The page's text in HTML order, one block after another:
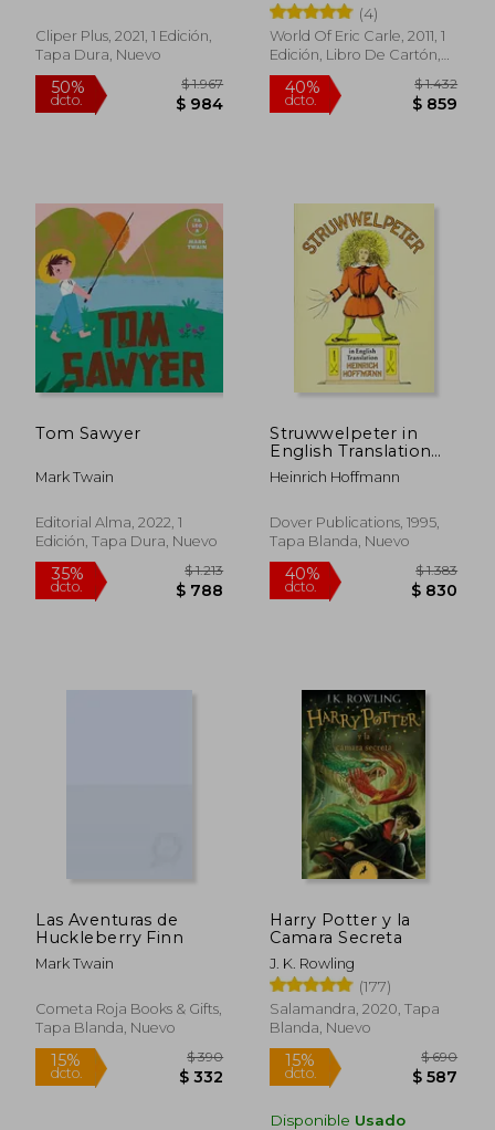
dcto.
$ 1.738 50%
dcto.
Cliper Plus, 2021, 1 Edición,
Tapa Dura, Nuevo
(4)
World Of Eric Carle, 2011, 1
Edición, Libro De Cartón,
Nuevo
40%
dcto.
Tom Sawyer
Mark Twain
Editorial Alma, 2022, 1
Edición, Tapa Dura, Nuevo
Struwwelpeter in
English Translation
(Dover Children's
Classics) (en Inglés)
Heinrich Hoffmann
Dover Publications, 1995,
Tapa Blanda, Nuevo
Las Aventuras de
Huckleberry Finn
Mark Twain
Cometa Roja Books & Gifts,
Tapa Blanda, Nuevo
Harry Potter y la
Camara Secreta
J. K. Rowling
(177)
Salamandra, 2020, Tapa
Blanda, Nuevo
Disponible Usado